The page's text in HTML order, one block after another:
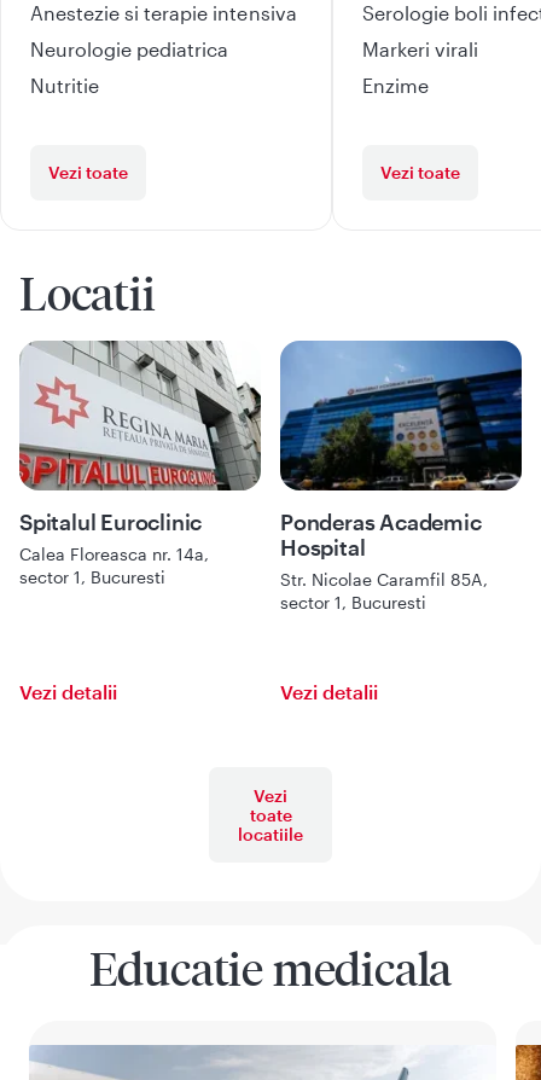
Anestezie si terapie intensiva
Neurologie pediatrica
Nutritie
Vezi toate
Serologie boli
Markeri virali
Enzime
Vezi toate
Locatii
Spitalul Euroclinic
Calea Floreasca nr. 14a,
sector 1, Bucuresti
Vezi detalii
Ponderas Academic
Hospital
Str. Nicolae Caramfil 85A,
sector 1, Bucuresti
Vezi detalii
Vezi
toate
locatiile
Educatie medicala